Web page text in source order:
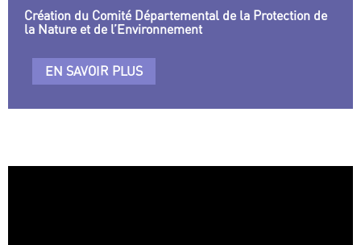
Création du Comité Départemental de la Protection de
la Nature et de l’Environnement
EN SAVOIR PLUS